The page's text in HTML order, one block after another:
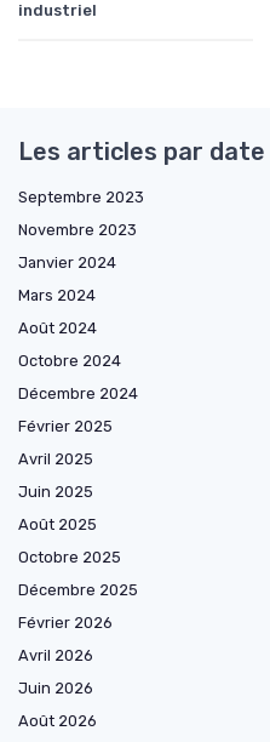
industriel
Les articles par date
Septembre 2023
Novembre 2023
Janvier 2024
Mars 2024
Août 2024
Octobre 2024
Décembre 2024
Février 2025
Avril 2025
Juin 2025
Août 2025
Octobre 2025
Décembre 2025
Février 2026
Avril 2026
Juin 2026
Août 2026